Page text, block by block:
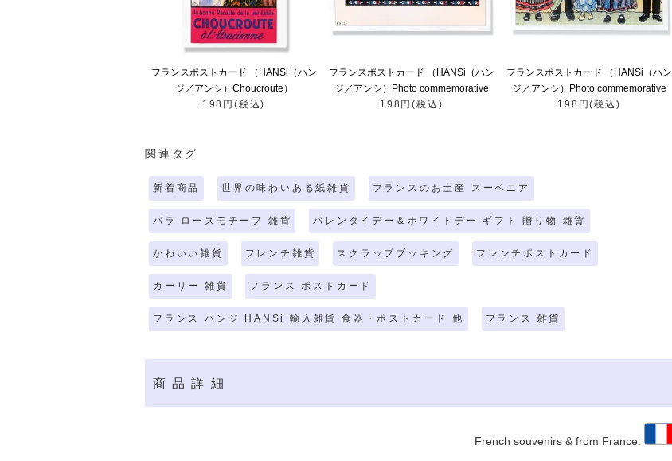
フランスポストカード （HANSi（ハン
ジ／アンシ）Choucroute）
198円(税込)
フランスポストカード （HANSi（ハン
ジ／アンシ）Photo commemorative
A）
198円(税込)
フランスポストカード （HANSi（ハン
ジ／アンシ）Photo commemorative
B）
198円(税込)
関連タグ
新着商品 世界の味わいある紙雑貨 フランスのお土産 スーベニア
バラ ローズモチーフ 雑貨 バレンタイデー＆ホワイトデー ギフト 贈り物 雑貨
かわいい雑貨 フレンチ雑貨 スクラップブッキング フレンチポストカード
ガーリー 雑貨 フランス ポストカード
フランス ハンジ HANSi 輸入雑貨 食器・ポストカード 他 フランス 雑貨
商品詳細
French souvenirs & from France: